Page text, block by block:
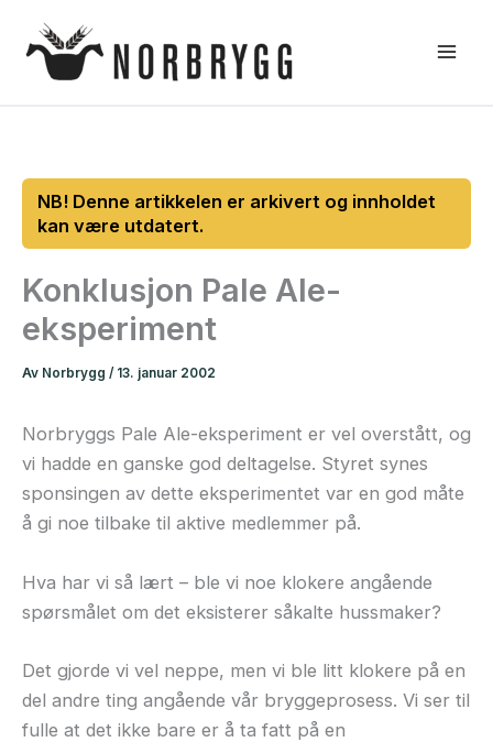
rett
Konklusjon Pale Ale-
eksperiment
Av Norbrygg / 13. januar 2002
Norbryggs Pale Ale-eksperiment er vel overstått, og
vi hadde en ganske god deltagelse. Styret synes
sponsingen av dette eksperimentet var en god måte
å gi noe tilbake til aktive medlemmer på.
Hva har vi så lært – ble vi noe klokere angående
spørsmålet om det eksisterer såkalte hussmaker?
Det gjorde vi vel neppe, men vi ble litt klokere på en
del andre ting angående vår bryggeprosess. Vi ser til
fulle at det ikke bare er å ta fatt på en